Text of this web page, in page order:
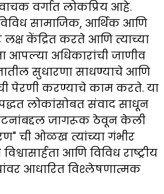
वर्गात लोकप्रिय आहे.
सामाजिक, आर्थिक आणि
केंद्रित करते आणि त्याच्या
आपल्या अधिकारांची जाणीव
सुधारणा साधण्याचे आणि
पेरणी करण्याचे काम करते. या
पद्धत लोकांसोबत संवाद साधून
जागरूक ठेवून केली
ची ओळख त्यांच्या गंभीर
आणि विविध राष्ट्रीय
आधारित विश्लेषणात्मक